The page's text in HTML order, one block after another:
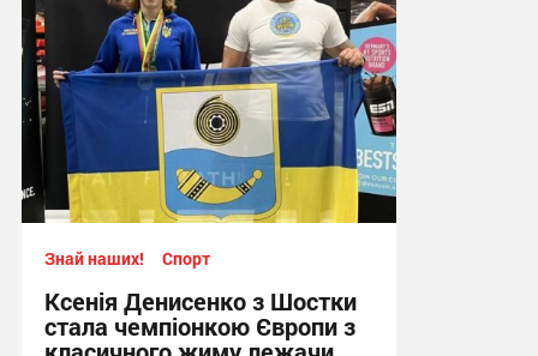
Знай наших! Спорт
Ксенія Денисенко з Шостки
стала чемпіонкою Європи з